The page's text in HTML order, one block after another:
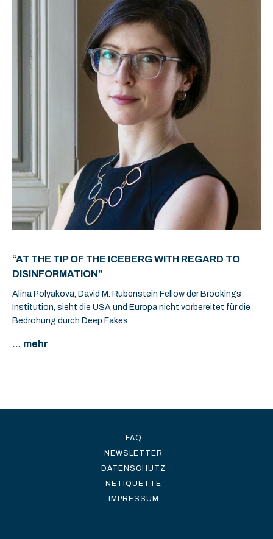
“AT THE TIP OF THE ICEBERG WITH REGARD TO
DISINFORMATION”
Alina Polyakova, David M. Rubenstein Fellow der Brookings
Institution, sieht die USA und Europa nicht vorbereitet für die
Bedrohung durch Deep Fakes.
... mehr
FAQ
NEWSLETTER
DATENSCHUTZ
NETIQUETTE
IMPRESSUM